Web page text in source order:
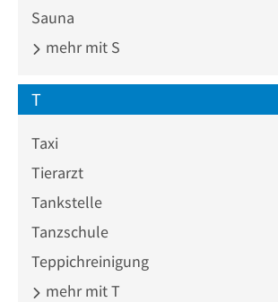
Sauna
mehr mit S
T
Taxi
Tierarzt
Tankstelle
Tanzschule
Teppichreinigung
mehr mit T